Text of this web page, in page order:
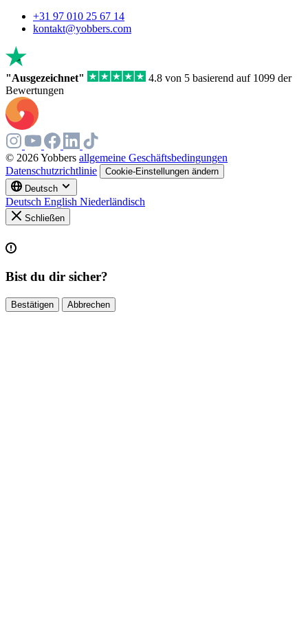
+31 97 010 25 67 14
kontakt@yobbers.com
"Ausgezeichnet"
4.8 von 5 basierend auf 1099 der
Bewertungen
© 2026 Yobbers allgemeine Geschäftsbedingungen
Datenschutzrichtlinie
Cookie-Einstellungen ändern
Deutsch
Deutsch English Niederländisch
Schließen
Bist du dir sicher?
Bestätigen Abbrechen